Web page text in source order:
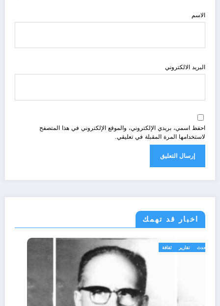
الاسم
البريد الالكتروني
احفظ اسمي، بريدي الإلكتروني، والموقع الإلكتروني في هذا المتصفح
لاستخدامها المرة المقبلة في تعليقي.
اخبار قد تهمك
الحدث تقارير